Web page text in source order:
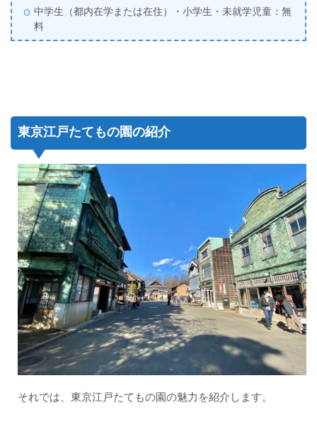
中学生（都内在学または在住）・小学生・未就学児童：無
料
東京江戸たてもの園の紹介
それでは、東京江戸たてもの園の魅力を紹介します。